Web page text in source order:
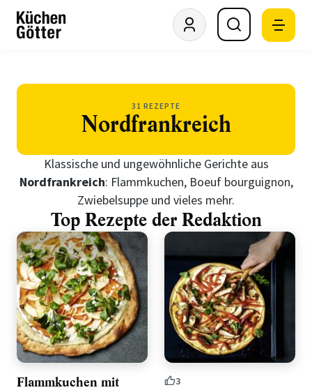
31 REZEPTE
Nordfrankreich
Klassische und ungewöhnliche Gerichte aus
Nordfrankreich: Flammkuchen, Boeuf bourguignon,
Zwiebelsuppe und vieles mehr.
Top Rezepte der Redaktion
Flammkuchen mit
3